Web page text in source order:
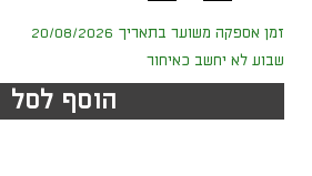
זמן אספקה משוער בתאריך 20/08/2026
שבוע לא יחשב כאיחור
הוסף לסל